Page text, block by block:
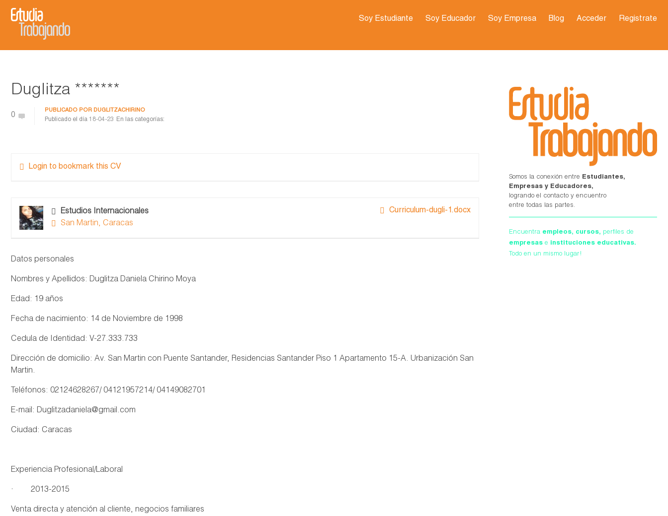
Soy Estudiante Soy Educador Soy Empresa Blog Acceder Registrate
Duglitza *******
0
PUBLICADO POR DUGLITZACHIRINO
Publicado el día 18-04-23 En las categorías:
Login to bookmark this CV
Curriculum-dugli-1.docx
Estudios Internacionales
San Martin, Caracas
Datos personales
Nombres y Apellidos: Duglitza Daniela Chirino Moya
Edad: 19 años
Fecha de nacimiento: 14 de Noviembre de 1998
Cedula de Identidad: V-27.333.733
Dirección de domicilio: Av. San Martin con Puente Santander, Residencias Santander Piso 1 Apartamento 15-A. Urbanización San
Martin.
Teléfonos: 02124628267/ 04121957214/ 04149082701
E-mail: Duglitzadaniela@gmail.com
Ciudad: Caracas
Experiencia Profesional/Laboral
· 2013-2015
Venta directa y atención al cliente, negocios familiares
Somos la conexión entre Estudiantes,
Empresas y Educadores,
logrando el contacto y encuentro
entre todas las partes.
Encuentra empleos, cursos, perfiles de
empresas e instituciones educativas.
Todo en un mismo lugar!